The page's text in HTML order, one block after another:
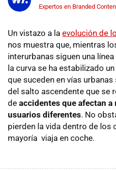
Expertos en Branded
Un vistazo a la evolución de
nos muestra que, mientras
interurbanas siguen una
la curva se ha estabilizado
que suceden en vías
del salto ascendente que se
de accidentes que afectan
usuarios diferentes. No
pierden la vida dentro de los
mayoría viaja en coche.